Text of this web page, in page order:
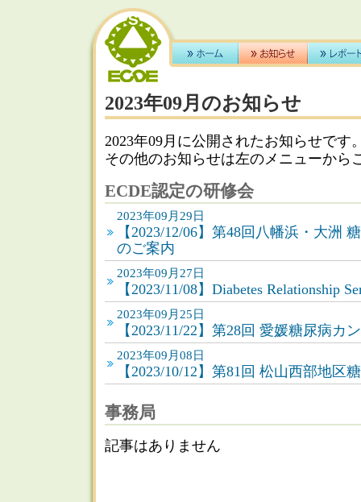
2023年09月のお知らせ
2023年09月に公開されたお知らせです
その他のお知らせは左のメニューから
ECDE認定の研修会
2023年09月29日
【 2023/12/06】第48回八幡浜・大洲
のご案内
2023年09月27日
【2023/11/08】Diabetes Relationship
2023年09月25日
【2023/11/22】第28回 愛媛糖尿病カ
2023年09月08日
【2023/10/12】第81回 松山西部地区
事務局
記事はありません